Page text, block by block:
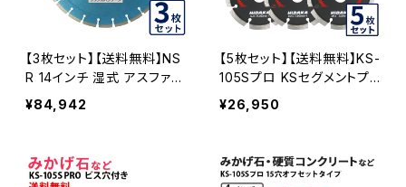
【3枚セット】【送料無料】NS
R 14インチ 湿式 アスファル
ト道路・コンクリート舗装面
兼用 一般道路カッター専用
ド カッターブレード 刃 NSR
-14-03
¥84,942
【5枚セット】【送料無料】KS-
105Sプロ KSセグメントプ
ロ 4インチ 105mm みかげ
石などの切断用 ダイヤセグ
刃 (ks-105spro-05)
¥26,950